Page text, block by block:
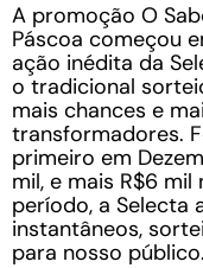
A promoção O
Páscoa começou
ação inédita da
o tradicional
mais chances e
transformadores.
primeiro em
mil, e mais R$6 mil
período, a Selecta
instantâneos,
para nosso público.